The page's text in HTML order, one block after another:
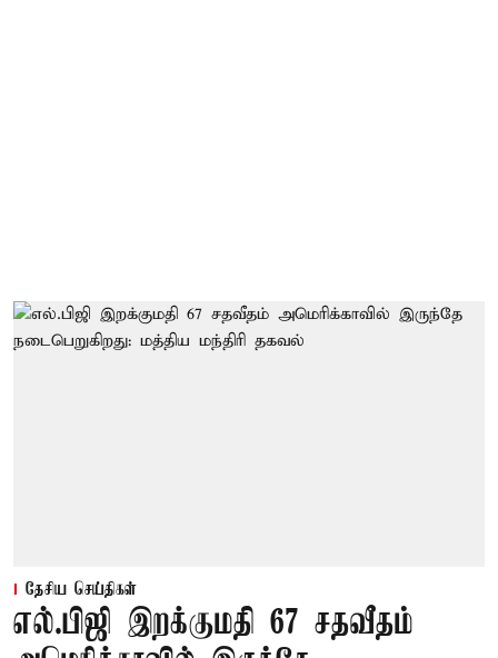
தேசிய செய்திகள்
எல்.பிஜி இறக்குமதி 67 சதவீதம்